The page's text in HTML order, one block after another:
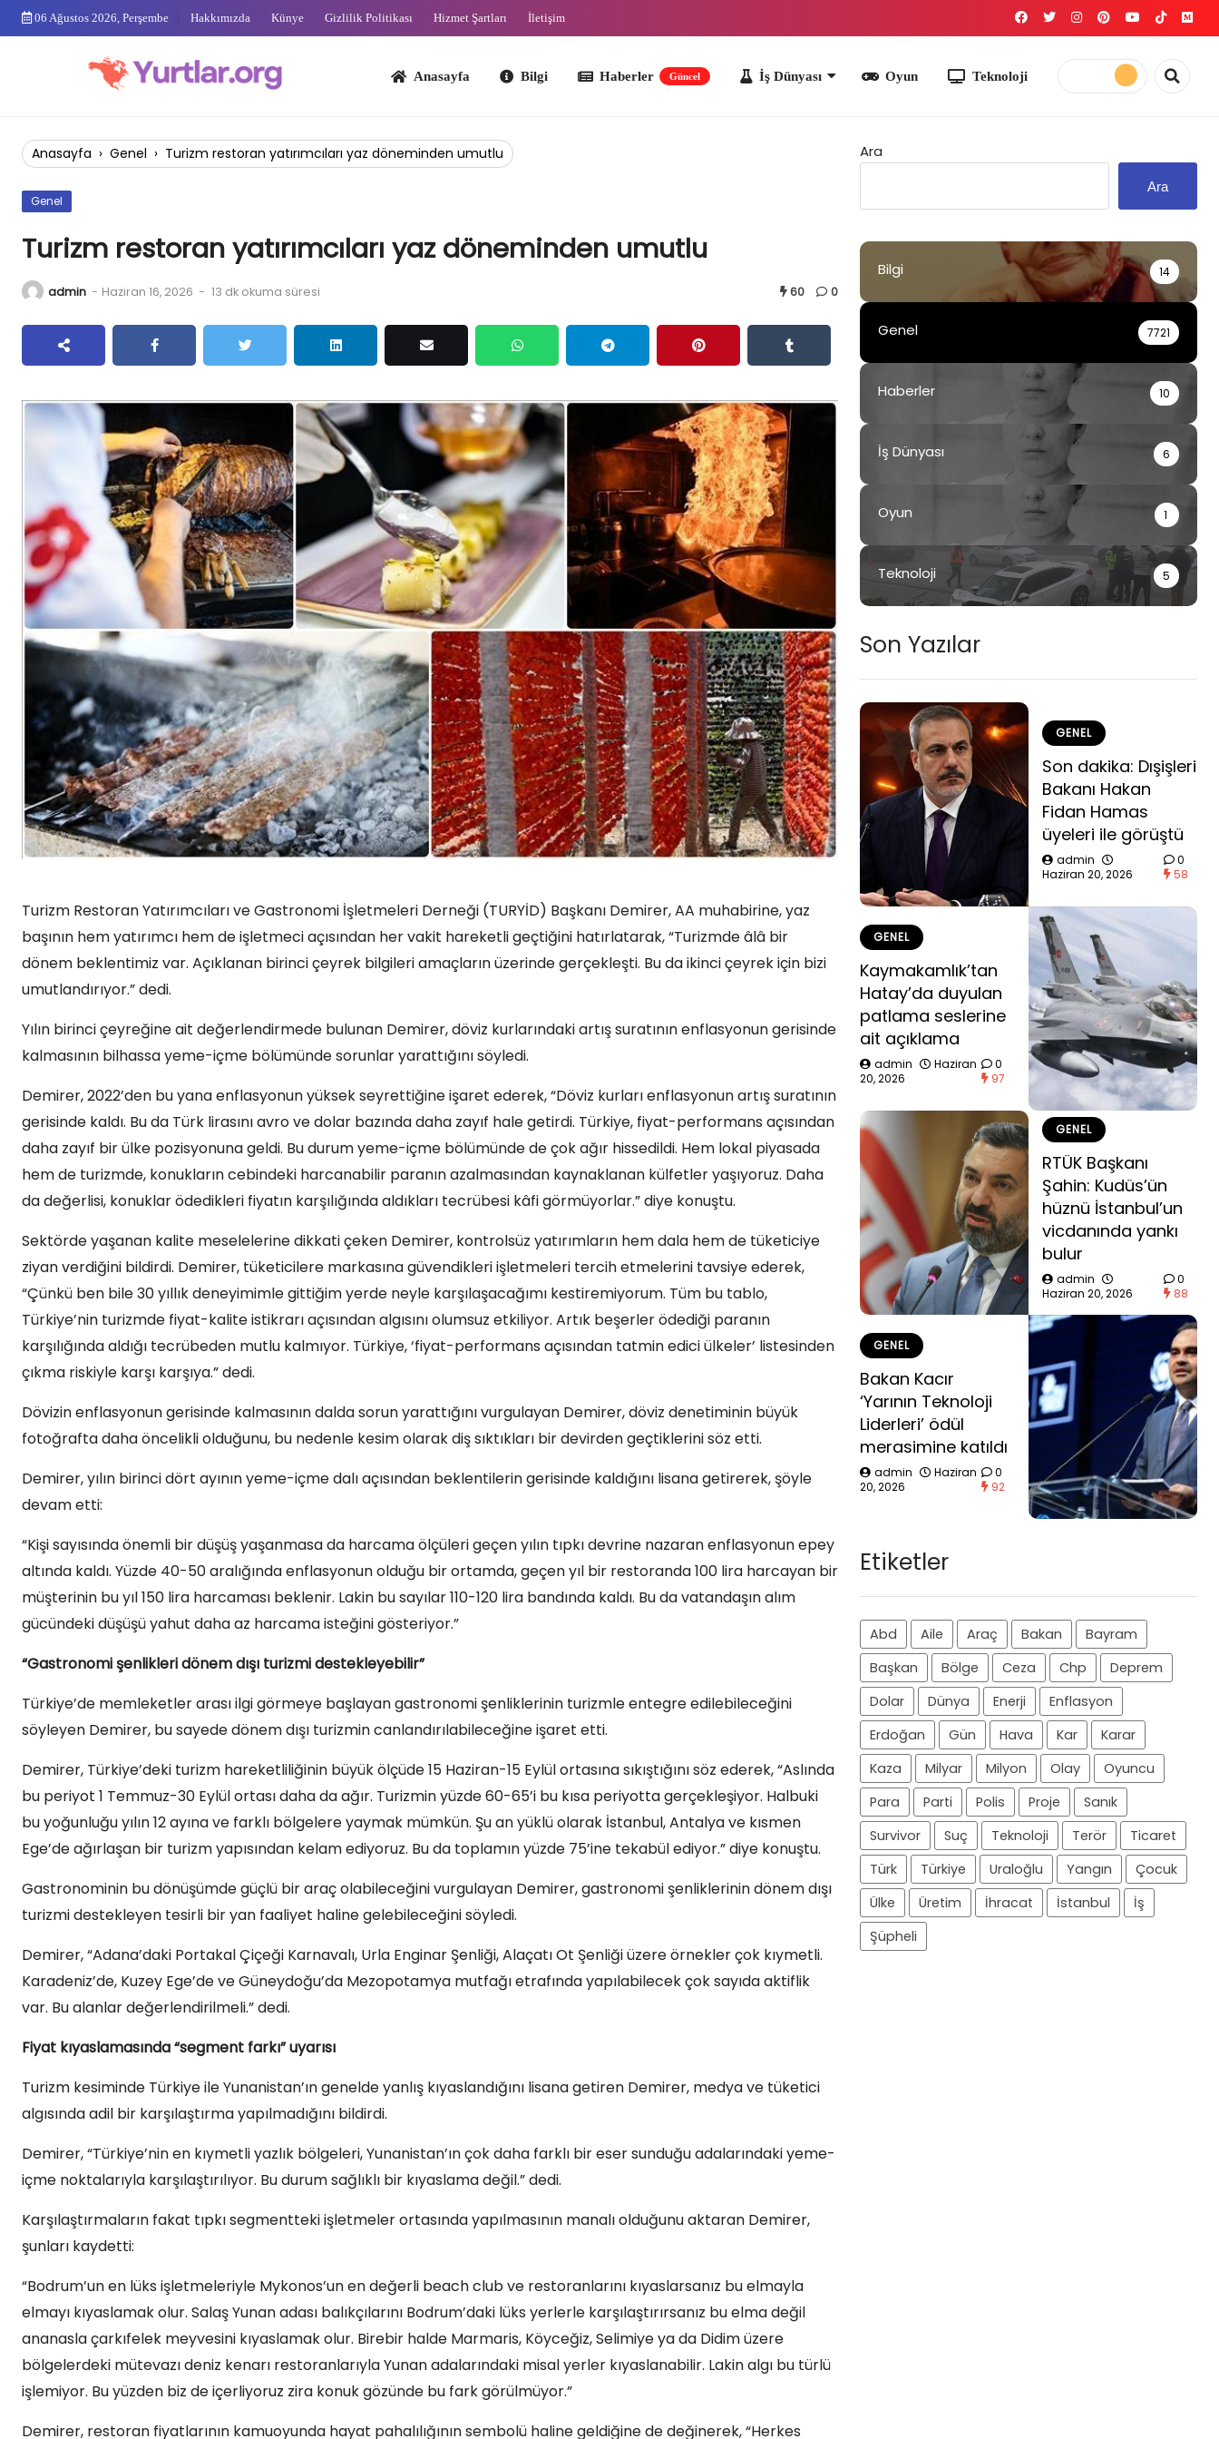
Skip
06 Ağustos 2026, Perşembe Hakkımızda Künye Gizlilik Politikası Hizmet Şartları İletişim
Anasayfa Haberler İş Dünyası Teknoloji
Anasayfa › Genel › Turizm restoran yatırımcıları yaz döneminden umutlu
Genel
Turizm restoran yatırımcıları yaz döneminden umutlu
admin - Haziran 16, 2026 - 13 dk okuma süresi 60 0
Turizm Restoran Yatırımcıları ve Gastronomi İşletmeleri Derneği (TURYİD) Başkanı Demirer, AA muhabirine, yaz
başının hem yatırımcı hem de işletmeci açısından her vakit hareketli geçtiğini hatırlatarak, “Turizmde âlâ bir
dönem beklentimiz var. Açıklanan birinci çeyrek bilgileri amaçların üzerinde gerçekleşti. Bu da ikinci çeyrek için bizi
umutlandırıyor.” dedi.
Yılın birinci çeyreğine ait değerlendirmede bulunan Demirer, döviz kurlarındaki artış suratının enflasyonun gerisinde
kalmasının bilhassa yeme-içme bölümünde sorunlar yarattığını söyledi.
Demirer, 2022’den bu yana enflasyonun yüksek seyrettiğine işaret ederek, “Döviz kurları enflasyonun artış suratının
gerisinde kaldı. Bu da Türk lirasını avro ve dolar bazında daha zayıf hale getirdi. Türkiye, fiyat-performans açısından
daha zayıf bir ülke pozisyonuna geldi. Bu durum yeme-içme bölümünde de çok ağır hissedildi. Hem lokal piyasada
hem de turizmde, konukların cebindeki harcanabilir paranın azalmasından kaynaklanan külfetler yaşıyoruz. Daha
da değerlisi, konuklar ödedikleri fiyatın karşılığında aldıkları tecrübesi kâfi görmüyorlar.” diye konuştu.
Sektörde yaşanan kalite meselelerine dikkati çeken Demirer, kontrolsüz yatırımların hem dala hem de tüketiciye
ziyan verdiğini bildirdi. Demirer, tüketicilere markasına güvendikleri işletmeleri tercih etmelerini tavsiye ederek,
“Çünkü ben bile 30 yıllık deneyimimle gittiğim yerde neyle karşılaşacağımı kestiremiyorum. Tüm bu tablo,
Türkiye’nin turizmde fiyat-kalite istikrarı açısından algısını olumsuz etkiliyor. Artık beşerler ödediği paranın
karşılığında aldığı tecrübeden mutlu kalmıyor. Türkiye, ‘fiyat-performans açısından tatmin edici ülkeler’ listesinden
çıkma riskiyle karşı karşıya.” dedi.
Dövizin enflasyonun gerisinde kalmasının dalda sorun yarattığını vurgulayan Demirer, döviz denetiminin büyük
fotoğrafta daha öncelikli olduğunu, bu nedenle kesim olarak diş sıktıkları bir devirden geçtiklerini söz etti.
Demirer, yılın birinci dört ayının yeme-içme dalı açısından beklentilerin gerisinde kaldığını lisana getirerek, şöyle
devam etti:
“Kişi sayısında önemli bir düşüş yaşanmasa da harcama ölçüleri geçen yılın tıpkı devrine nazaran enflasyonun epey
altında kaldı. Yüzde 40-50 aralığında enflasyonun olduğu bir ortamda, geçen yıl bir restoranda 100 lira harcayan bir
müşterinin bu yıl 150 lira harcaması beklenir. Lakin bu sayılar 110-120 lira bandında kaldı. Bu da vatandaşın alım
gücündeki düşüşü yahut daha az harcama isteğini gösteriyor.”
“Gastronomi şenlikleri dönem dışı turizmi destekleyebilir”
Türkiye’de memleketler arası ilgi görmeye başlayan gastronomi şenliklerinin turizmle entegre edilebileceğini
söyleyen Demirer, bu sayede dönem dışı turizmin canlandırılabileceğine işaret etti.
Demirer, Türkiye’deki turizm hareketliliğinin büyük ölçüde 15 Haziran-15 Eylül ortasına sıkıştığını söz ederek, “Aslında
bu periyot 1 Temmuz-30 Eylül ortası daha da ağır. Turizmin yüzde 60-65’i bu kısa periyotta gerçekleşiyor. Halbuki
bu yoğunluğu yılın 12 ayına ve farklı bölgelere yaymak mümkün. Şu an yüklü olarak İstanbul, Antalya ve kısmen
Ege’de ağırlaşan bir turizm yapısından kelam ediyoruz. Bu da toplamın yüzde 75’ine tekabül ediyor.” diye konuştu.
Gastronominin bu dönüşümde güçlü bir araç olabileceğini vurgulayan Demirer, gastronomi şenliklerinin dönem dışı
turizmi destekleyen tesirli bir yan faaliyet haline gelebileceğini söyledi.
Demirer, “Adana’daki Portakal Çiçeği Karnavalı, Urla Enginar Şenliği, Alaçatı Ot Şenliği üzere örnekler çok kıymetli.
Karadeniz’de, Kuzey Ege’de ve Güneydoğu’da Mezopotamya mutfağı etrafında yapılabilecek çok sayıda aktiflik
var. Bu alanlar değerlendirilmeli.” dedi.
Fiyat kıyaslamasında “segment farkı” uyarısı
Turizm kesiminde Türkiye ile Yunanistan’ın genelde yanlış kıyaslandığını lisana getiren Demirer, medya ve tüketici
algısında adil bir karşılaştırma yapılmadığını bildirdi.
Demirer, “Türkiye’nin en kıymetli yazlık bölgeleri, Yunanistan’ın çok daha farklı bir eser sunduğu adalarındaki yeme-
içme noktalarıyla karşılaştırılıyor. Bu durum sağlıklı bir kıyaslama değil.” dedi.
Karşılaştırmaların fakat tıpkı segmentteki işletmeler ortasında yapılmasının manalı olduğunu aktaran Demirer,
şunları kaydetti:
“Bodrum’un en lüks işletmeleriyle Mykonos’un en değerli beach club ve restoranlarını kıyaslarsanız bu elmayla
elmayı kıyaslamak olur. Salaş Yunan adası balıkçılarını Bodrum’daki lüks yerlerle karşılaştırırsanız bu elma değil
ananasla çarkıfelek meyvesini kıyaslamak olur. Birebir halde Marmaris, Köyceğiz, Selimiye ya da Didim üzere
bölgelerdeki mütevazı deniz kenarı restoranlarıyla Yunan adalarındaki misal yerler kıyaslanabilir. Lakin algı bu türlü
işlemiyor. Bu yüzden biz de içerliyoruz zira konuk gözünde bu fark görülmüyor.”
Demirer, restoran fiyatlarının kamuoyunda hayat pahalılığının sembolü haline geldiğine de değinerek, “Herkes
Ara
Ara
Bilgi 14
Genel 7721
Haberler 10
İş Dünyası 6
Oyun 1
Teknoloji 5
Son Yazılar
GENEL
Son dakika: Dışişleri
Bakanı Hakan
Fidan Hamas
üyeleri ile görüştü
admin
Haziran 20, 2026
0
58
GENEL
Kaymakamlık’tan
Hatay’da duyulan
patlama seslerine
ait açıklama
admin
Haziran
20, 2026
0
97
GENEL
RTÜK Başkanı
Şahin: Kudüs’ün
hüznü İstanbul’un
vicdanında yankı
bulur
admin
Haziran 20, 2026
0
88
GENEL
Bakan Kacır
‘Yarının Teknoloji
Liderleri’ ödül
merasimine katıldı
admin
Haziran
20, 2026
0
92
Etiketler
Abd Aile Araç Bakan
Bayram
Başkan
Bölge Ceza Chp
Deprem
Dolar
Dünya Enerji
Enflasyon
Erdoğan
Gün Hava Kar
Karar
Kaza
Milyar Milyon Olay
Oyuncu
Para
Parti Polis Proje
Sanık
Survivor
Suç Teknoloji Terör
Ticaret
Türk
Türkiye Uraloğlu Yangın
Çocuk
Ülke
Üretim İhracat İstanbul
İş
Şüpheli